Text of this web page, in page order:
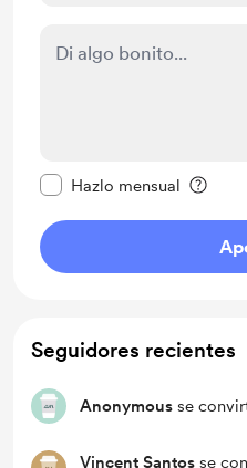
Hazlo mensual
Seguidores recientes
Anonymous se
Vincent Santos se